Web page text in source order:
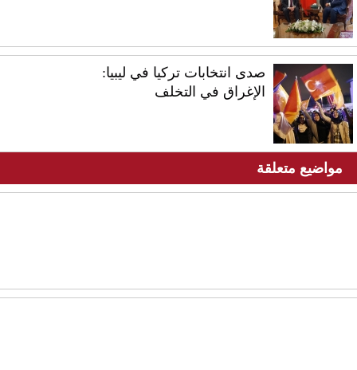
صدى انتخابات تركيا في ليبيا:
الإغراق في التخلف
مواضيع متعلقة